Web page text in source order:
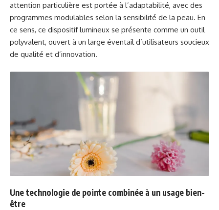
attention particulière est portée à l’adaptabilité, avec des
programmes modulables selon la sensibilité de la peau. En
ce sens, ce dispositif lumineux se présente comme un outil
polyvalent, ouvert à un large éventail d’utilisateurs soucieux
de qualité et d’innovation.
Une technologie de pointe combinée à un usage bien-
être